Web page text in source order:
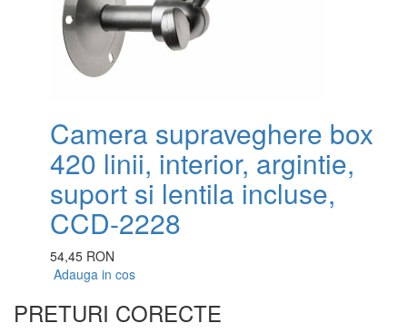
Camera supraveghere box
420 linii, interior, argintie,
suport si lentila incluse,
CCD-2228
54,45 RON
Adauga in cos
PRETURI CORECTE